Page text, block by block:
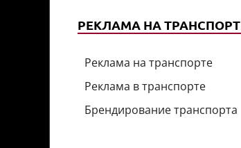
РЕКЛАМА НА
Реклама на транспорте
Реклама в транспорте
Брендирование транспорта